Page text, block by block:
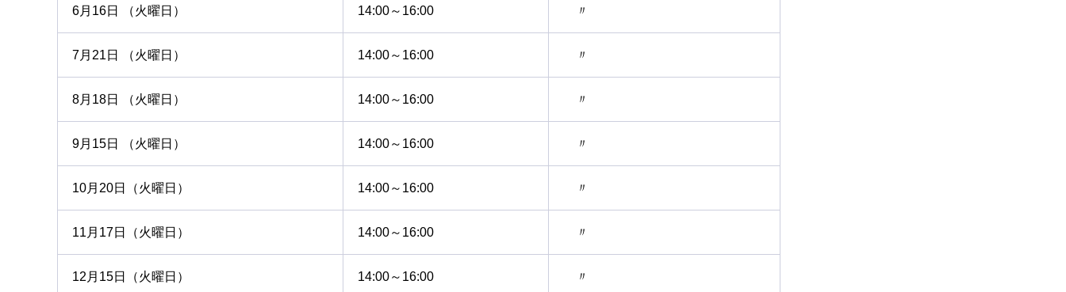
6月16日 （火曜日） 14:00～16:00 〃
7月21日 （火曜日） 14:00～16:00 〃
8月18日 （火曜日） 14:00～16:00 〃
9月15日 （火曜日） 14:00～16:00 〃
10月20日（火曜日） 14:00～16:00 〃
11月17日（火曜日） 14:00～16:00 〃
12月15日（火曜日） 14:00～16:00 〃